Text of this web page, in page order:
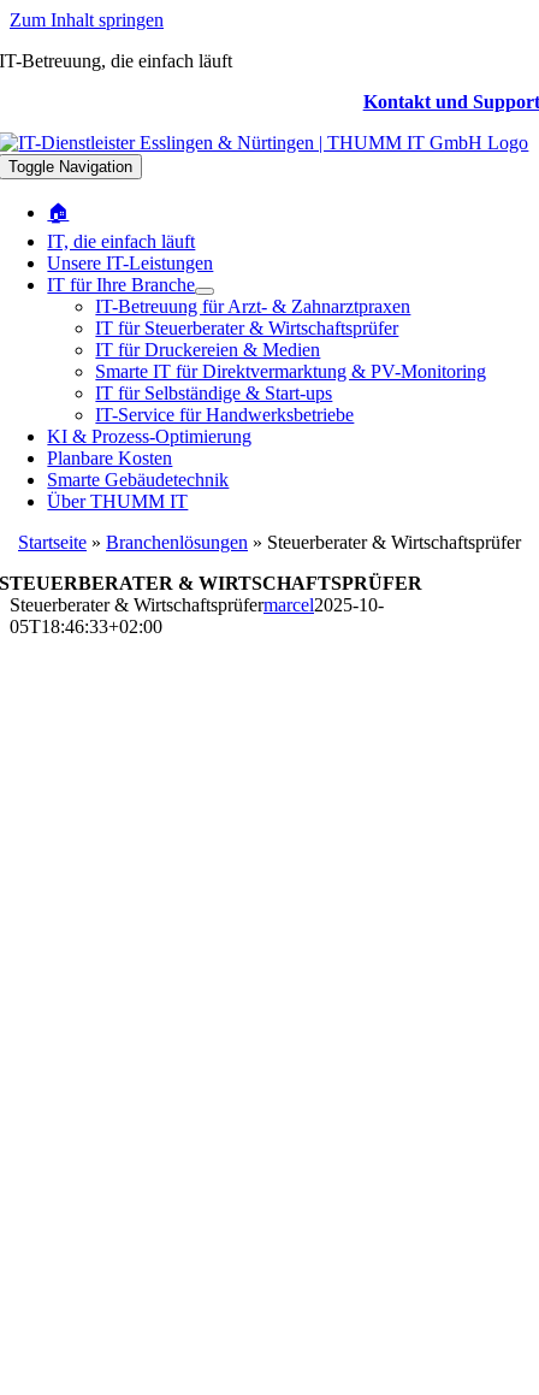
Zum Inhalt springen
IT-Betreuung, die einfach läuft
Kontakt und Support
Toggle Navigation
🏠
IT, die einfach läuft
Unsere IT-Leistungen
IT für Ihre Branche
IT-Betreuung für Arzt- & Zahnarztpraxen
IT für Steuerberater & Wirtschaftsprüfer
IT für Druckereien & Medien
Smarte IT für Direktvermarktung & PV-Monitoring
IT für Selbständige & Start-ups
IT-Service für Handwerksbetriebe
KI & Prozess-Optimierung
Planbare Kosten
Smarte Gebäudetechnik
Über THUMM IT
Startseite » Branchenlösungen » Steuerberater & Wirtschaftsprüfer
STEUERBERATER & WIRTSCHAFTSPRÜFER
Steuerberater & Wirtschaftsprüfermarcel2025-10-
05T18:46:33+02:00